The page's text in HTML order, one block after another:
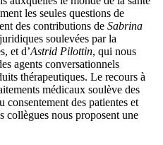
les seules questions de
des contributions de Sabrina
soulevées par la
et d’Astrid Pilottin, qui nous
agents conversationnels
thérapeutiques. Le recours à
médicaux soulève des
consentement des patientes et
collègues nous proposent une